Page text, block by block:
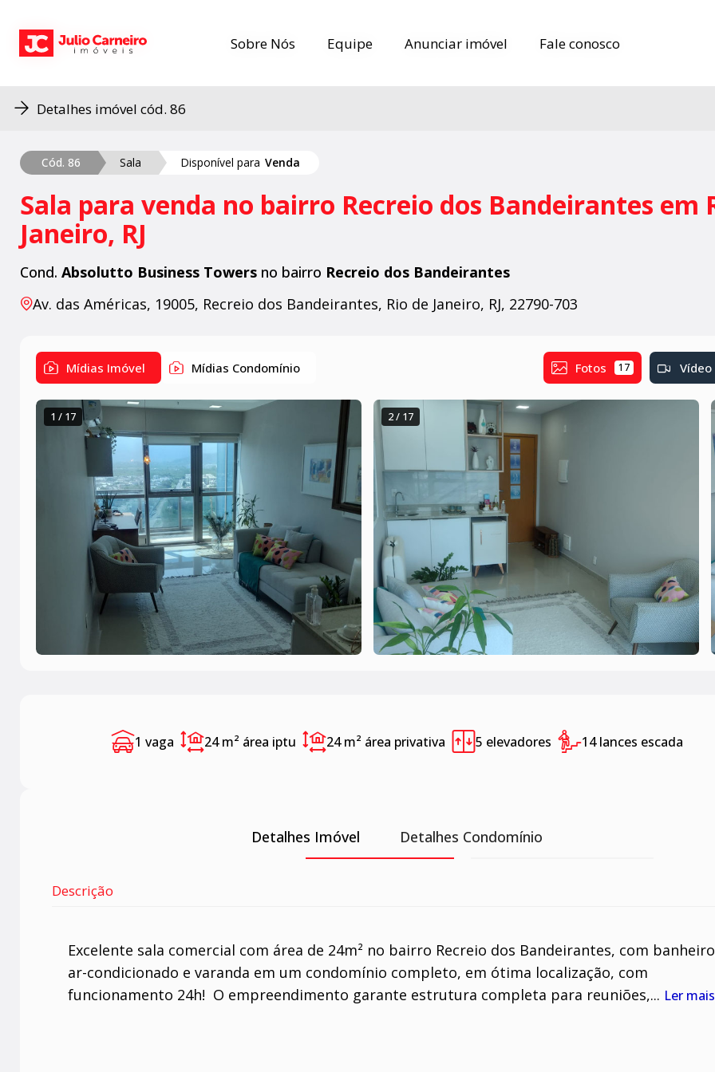
Sobre Nós Equipe Anunciar imóvel Fale conosco
Sobre Nós Equipe Anunciar imóvel Fale conosco
Detalhes imóvel cód. 86
Cód. 86 Sala Disponível para Venda
Sala para venda no bairro Recreio dos Bandeirantes em
Janeiro, RJ
Cond. Absolutto Business Towers no bairro Recreio dos Bandeirantes
Av. das Américas, 19005, Recreio dos Bandeirantes, Rio de Janeiro, RJ, 22790-703
Mídias Imóvel Mídias Condomínio Fotos 17 Vídeo
1 / 17 2 / 17
1 vaga 24 m² área iptu 24 m² área privativa 5 elevadores 14 lances escada
Detalhes Imóvel Detalhes Condomínio
Descrição
Excelente sala comercial com área de 24m² no bairro Recreio dos Bandeirantes, com
ar-condicionado e varanda em um condomínio completo, em ótima localização, com
funcionamento 24h! O empreendimento garante estrutura completa para reuniões,... Ler mais